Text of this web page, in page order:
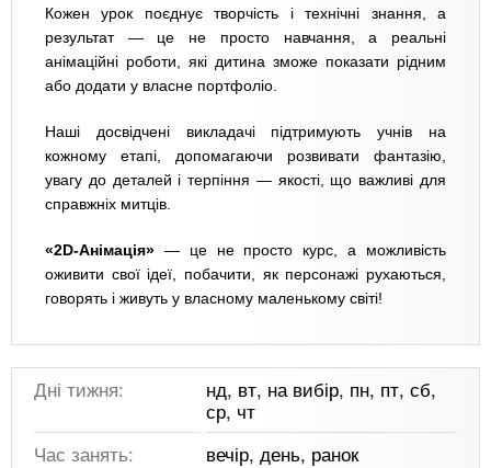
Кожен урок поєднує творчість і технічні знання, а
результат — це не просто навчання, а реальні
анімаційні роботи, які дитина зможе показати рідним
або додати у власне портфоліо.
Наші досвідчені викладачі підтримують учнів на
кожному етапі, допомагаючи розвивати фантазію,
увагу до деталей і терпіння — якості, що важливі для
справжніх митців.
«2D-Анімація» — це не просто курс, а можливість
оживити свої ідеї, побачити, як персонажі рухаються,
говорять і живуть у власному маленькому світі!
Дні тижня:
нд, вт, на вибір, пн, пт, сб,
ср, чт
Час занять:
вечір, день, ранок